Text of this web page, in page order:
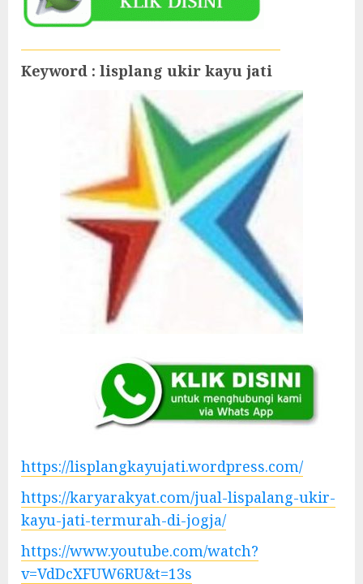
Keyword : lisplang ukir kayu jati
https://lisplangkayujati.wordpress.com/
https://karyarakyat.com/jual-lispalang-ukir-
kayu-jati-termurah-di-jogja/
https://www.youtube.com/watch?
v=VdDcXFUW6RU&t=13s